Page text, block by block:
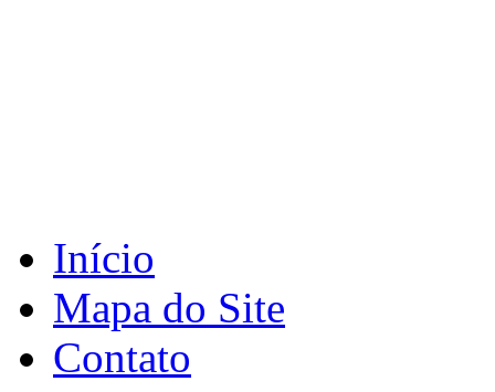
Início
Mapa do Site
Contato